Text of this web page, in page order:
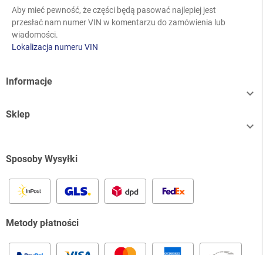
Aby mieć pewność, że części będą pasować najlepiej jest
przesłać nam numer VIN w komentarzu do zamówienia lub
wiadomości.
Lokalizacja numeru VIN
Informacje

Sklep

Sposoby Wysyłki
Metody płatności